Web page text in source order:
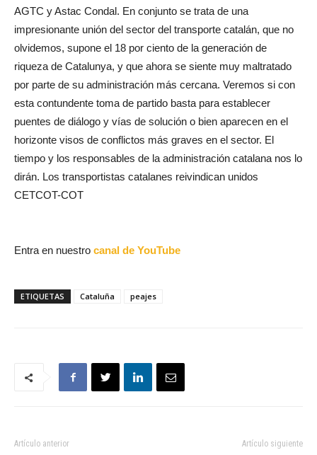
AGTC y Astac Condal. En conjunto se trata de una
impresionante unión del sector del transporte catalán, que no
olvidemos, supone el 18 por ciento de la generación de
riqueza de Catalunya, y que ahora se siente muy maltratado
por parte de su administración más cercana. Veremos si con
esta contundente toma de partido basta para establecer
puentes de diálogo y vías de solución o bien aparecen en el
horizonte visos de conflictos más graves en el sector. El
tiempo y los responsables de la administración catalana nos lo
dirán. Los transportistas catalanes reivindican unidos
CETCOT-COT
Entra en nuestro canal de YouTube
ETIQUETAS Cataluña peajes
Artículo anterior Artículo siguiente